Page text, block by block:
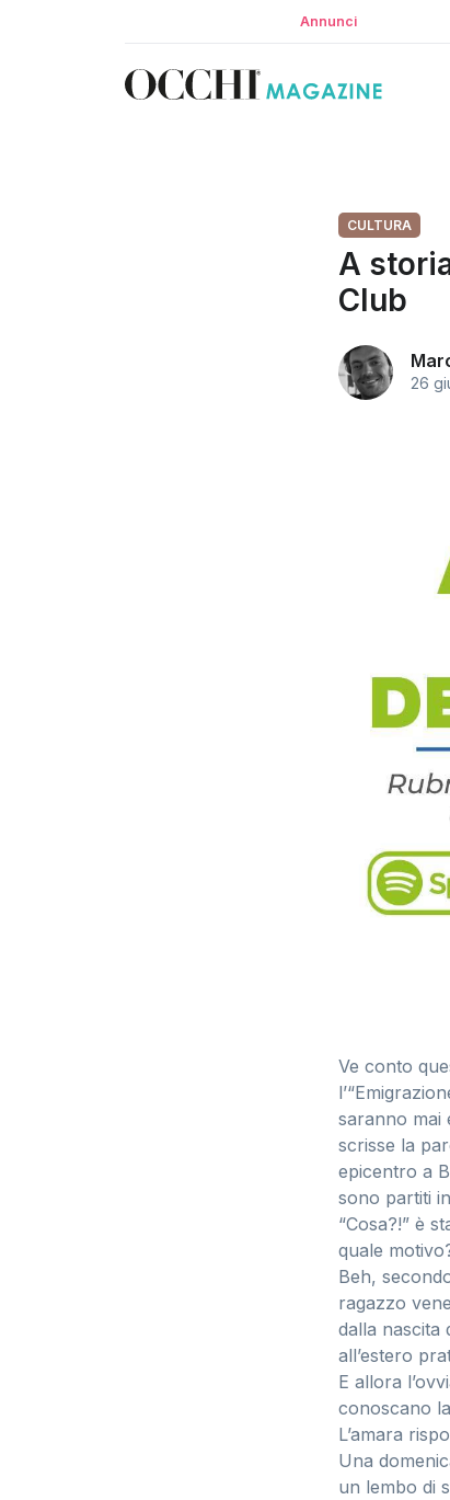
Annunci
CULTURA
A
Club
26
Ve conto
saranno mai
scrisse la
epicentro a
sono partiti
“Cosa?!” è
quale
Beh,
ragazzo
dalla nascita
all’estero
E allora
conoscano
L’amara
Una
un lembo di